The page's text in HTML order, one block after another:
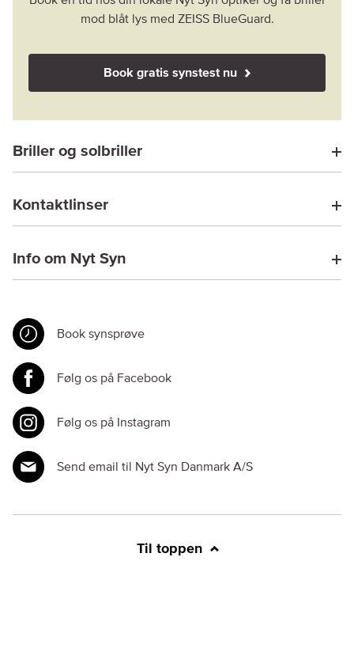
mod blåt lys med ZEISS BlueGuard.
Book gratis synstest nu
Briller og solbriller
Kontaktlinser
Info om Nyt Syn
Book synsprøve
Følg os på Facebook
Følg os på Instagram
Send email til Nyt Syn Danmark A/S
Til toppen